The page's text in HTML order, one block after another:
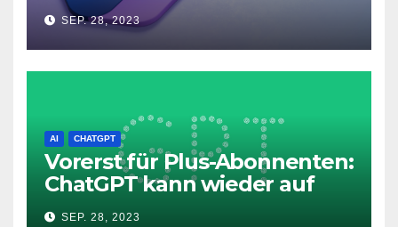
Microsoft Copilot in Windows
11 SEP. 28, 2023
AI CHATGPT
Vorerst für Plus-Abonnenten:
ChatGPT kann wieder auf
das Internet zugreifen
SEP. 28, 2023